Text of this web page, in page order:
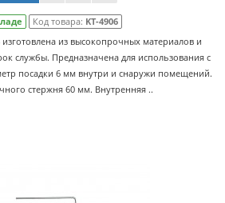
Код товара: KT-4906
изготовлена из высокопрочных материалов и
службы. Предназначена для использования с
посадки 6 мм внутри и снаружи помещений.
стержня 60 мм. Внутренняя ..